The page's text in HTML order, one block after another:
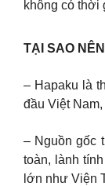
không có thời
TẠI SAO
– Hapaku là
đầu Việt
– Nguồn gốc
toàn, lành
lớn như Viện